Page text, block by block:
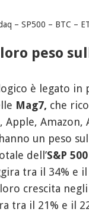
– SP500 – BTC –
peso
è legato in
Mag7, che
Apple, Amazon,
un peso
dell’S&P 500
tra il 34% e il
crescita
tra il 21% e il